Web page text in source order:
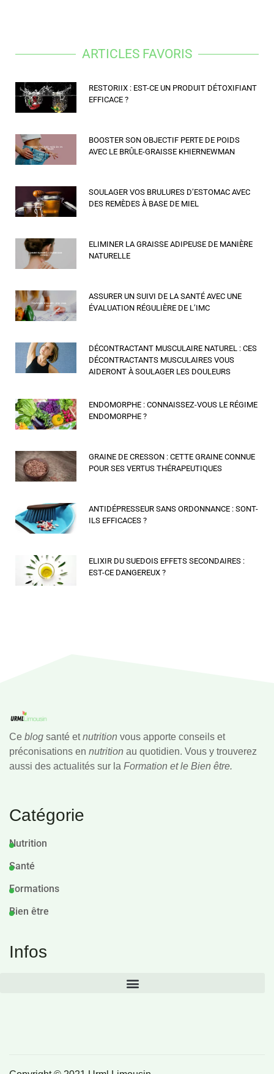
ARTICLES FAVORIS
RESTORIIX : EST-CE UN PRODUIT DÉTOXIFIANT
EFFICACE ?
BOOSTER SON OBJECTIF PERTE DE POIDS
AVEC LE BRÛLE-GRAISSE KHIERNEWMAN
SOULAGER VOS BRULURES D’ESTOMAC AVEC
DES REMÈDES À BASE DE MIEL
ELIMINER LA GRAISSE ADIPEUSE DE MANIÈRE
NATURELLE
ASSURER UN SUIVI DE LA SANTÉ AVEC UNE
ÉVALUATION RÉGULIÈRE DE L’IMC
DÉCONTRACTANT MUSCULAIRE NATUREL : CES
DÉCONTRACTANTS MUSCULAIRES VOUS
AIDERONT À SOULAGER LES DOULEURS
ENDOMORPHE : CONNAISSEZ-VOUS LE RÉGIME
ENDOMORPHE ?
GRAINE DE CRESSON : CETTE GRAINE CONNUE
POUR SES VERTUS THÉRAPEUTIQUES
ANTIDÉPRESSEUR SANS ORDONNANCE : SONT-
ILS EFFICACES ?
ELIXIR DU SUEDOIS EFFETS SECONDAIRES :
EST-CE DANGEREUX ?
Ce blog santé etnutrition vous apporte conseils et
préconisations en nutrition au quotidien. Vous y trouverez
aussi des actualités sur la Formation et le Bien être.
Catégorie
Nutrition
Santé
Formations
Bien être
Infos